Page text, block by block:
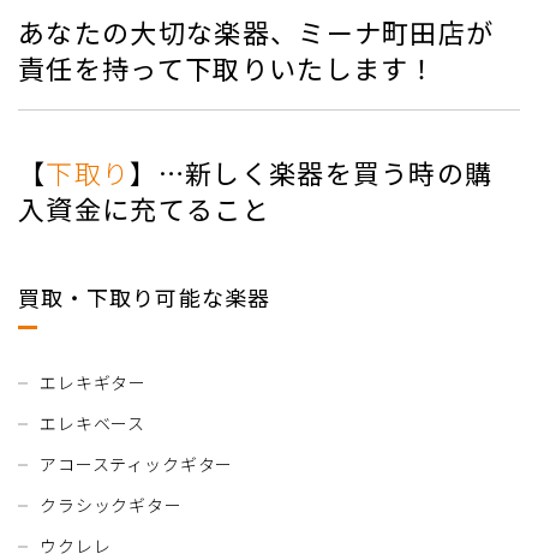
あなたの大切な楽器、ミーナ町田店が
責任を持って下取りいたします！
【下取り】…新しく楽器を買う時の購
入資金に充てること
買取・下取り可能な楽器
エレキギター
エレキベース
アコースティックギター
クラシックギター
ウクレレ